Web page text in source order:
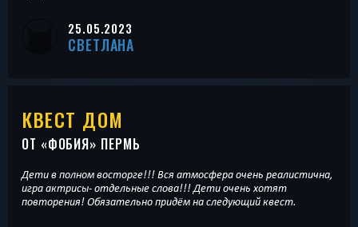
25.05.2023
СВЕТЛАНА
КВЕСТ ДОМ
ОТ «ФОБИЯ» ПЕРМЬ
Дети в полном восторге!!! Вся атмосфера очень реалистична,
игра актрисы- отдельные слова!!! Дети очень хотят
повторения! Обязательно придём на следующий квест.